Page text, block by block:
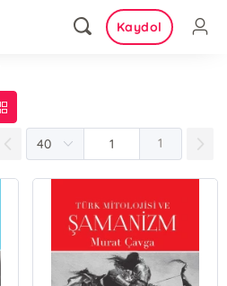
Kaydol
1